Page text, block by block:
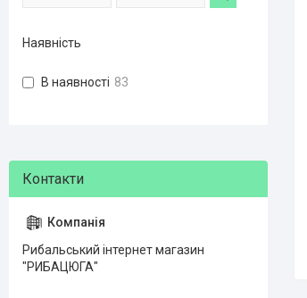
Наявність
В наявності 83
Рибальський інтернет магазин
"РИБАЦЮГА"